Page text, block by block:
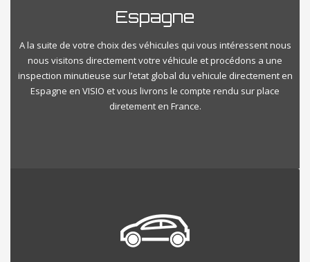
Espagne
A la suite de votre choix des véhicules qui vous intéressent nous
nous visitons directement votre véhicule et procédons a une
inspection minutieuse sur l’etat global du vehicule directement en
Espagne en VISIO et vous livrons le compte rendu sur place
diretement en France.